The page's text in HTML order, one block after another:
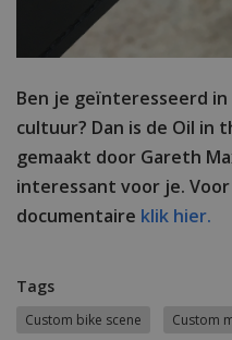
Ben je geïnteresseerd
cultuur? Dan is de Oil in
gemaakt door Gareth
interessant voor je.
documentaire klik hier.
Tags
Custom bike scene Custom